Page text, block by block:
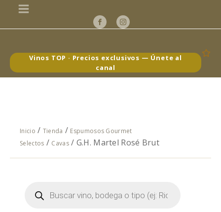
Vinos TOP · Precios exclusivos — Únete al
canal
Inicio / Tienda / Espumosos Gourmet
Selectos / Cavas/ G.H. Martel Rosé Brut
Búsqueda